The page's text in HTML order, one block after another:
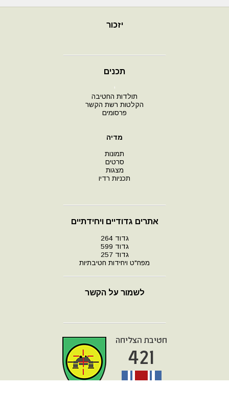
יזכור
תכנים
י
תולדות החטיבה
הקלטות רשת הקשר
פרסומים
מדיה
תמונות
סרטים
מצגות
תכניות רדיו
אתרים גדודיים ויחידתיים
גדוד 264
גדוד 599
גדוד 257
מפח"ט ויחידות חטיבתיות
לשמור על הקשר